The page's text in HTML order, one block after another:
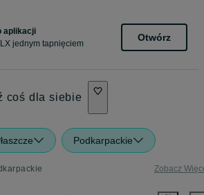
aplikacji
jednym tapnięciem
Otwórz
coś dla siebie
Podkarpackie
Zobacz